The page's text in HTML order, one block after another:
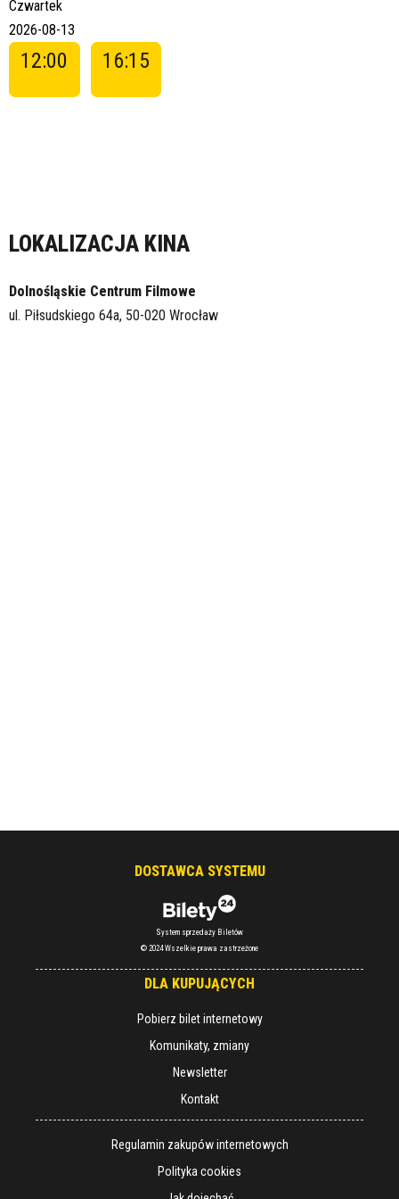
Czwartek
2026-08-13
12:00 16:15
LOKALIZACJA KINA
Dolnośląskie Centrum Filmowe
ul. Piłsudskiego 64a, 50-020 Wrocław
DOSTAWCA SYSTEMU
System sprzedaży Biletów
© 2024 Wszelkie prawa zastrzeżone
DLA KUPUJĄCYCH
Pobierz bilet internetowy
Komunikaty, zmiany
Newsletter
Kontakt
Regulamin zakupów internetowych
Polityka cookies